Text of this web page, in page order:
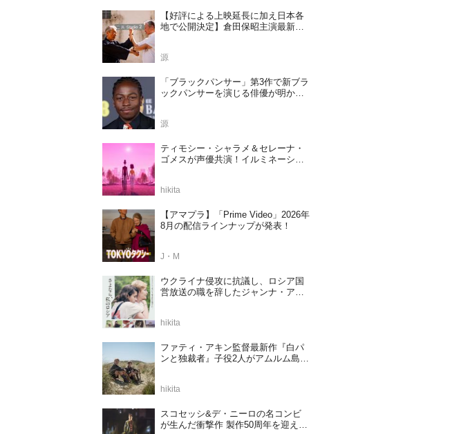
【好評による上映延長に加え日本各
地で公開決定】倉田保昭主演最新作
源
「ブラックパンサー」第3作で新ブラ
ックパンサーを演じる俳優が明かさ
源
ティモシー・シャラメ＆セレーナ・
ゴメスが声優共演！イルミネーショ
定
hikita
【アマプラ】「Prime Video」2026年
8月の配信ラインナップが発表！
J・M
ウクライナ侵攻に抗議し、ロシア国
営放送の職を辞したジャンナ・アガ
決定
hikita
ファティ・アキン監督最新作『白パ
ンと独裁者』子役2人がアムルム島の
hikita
スコセッシ&デ・ニーロの名コンビ
が生んだ衝撃作 製作50周年を迎える